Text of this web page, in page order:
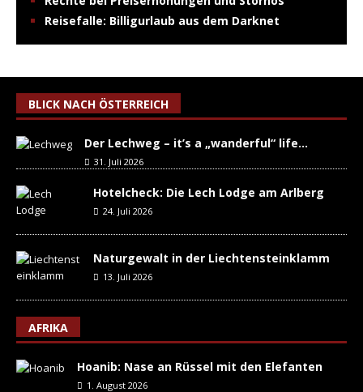
Reisefalle: Billigurlaub aus dem Darknet
BLICK NACH ÖSTERREICH
Der Lechweg – it’s a „wanderful“ life…
31. Juli 2026
Hotelcheck: Die Lech Lodge am Arlberg
24. Juli 2026
Naturgewalt in der Liechtensteinklamm
13. Juli 2026
AFRIKA
Hoanib: Nase an Rüssel mit den Elefanten
1. August 2026